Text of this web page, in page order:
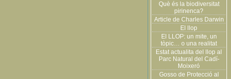
Què és la biodiversitat
pirinenca?
Article de Charles Darwin
El llop
El LLOP: un mite, un
tòpic… o una realitat
Estat actualita del llop al
Parc Natural del Cadí-
Moixeró
Gosso de Protecció al